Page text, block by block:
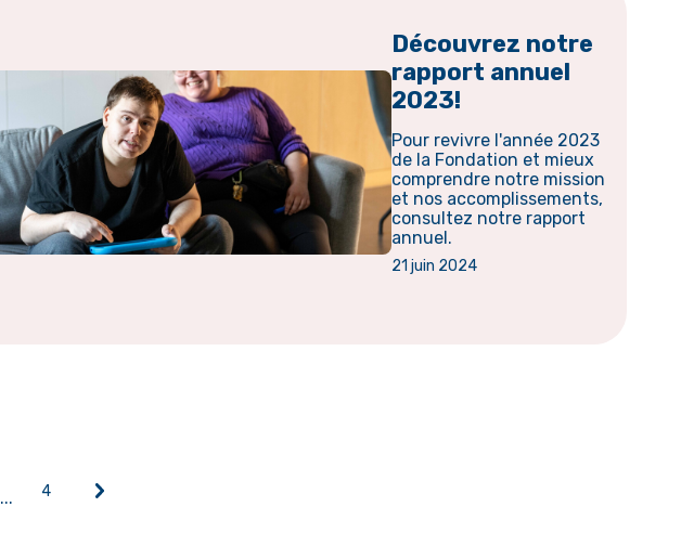
Découvrez notre
rapport annuel
2023!
Pour revivre l'année 2023
de la Fondation et mieux
comprendre notre mission
et nos accomplissements,
consultez notre rapport
annuel.
21 juin 2024
... 4